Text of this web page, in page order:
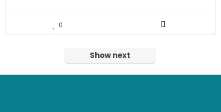
0
Show next